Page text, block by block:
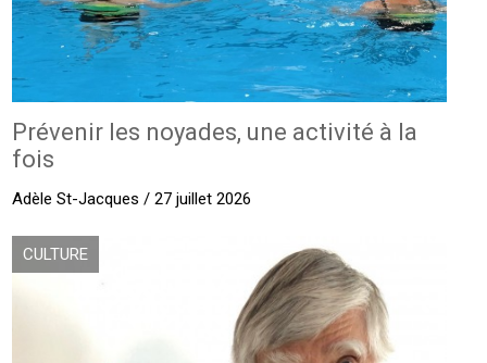
Prévenir les noyades, une activité à la
fois
Adèle St-Jacques / 27 juillet 2026
CULTURE